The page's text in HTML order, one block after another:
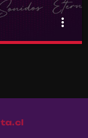
more_vert